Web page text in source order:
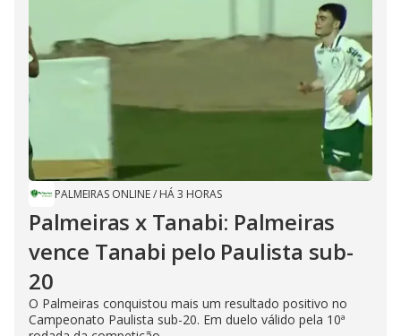
PALMEIRAS ONLINE/ HÁ 3 HORAS
Palmeiras x Tanabi: Palmeiras
vence Tanabi pelo Paulista sub-
20
O Palmeiras conquistou mais um resultado positivo no
Campeonato Paulista sub-20. Em duelo válido pela 10ª